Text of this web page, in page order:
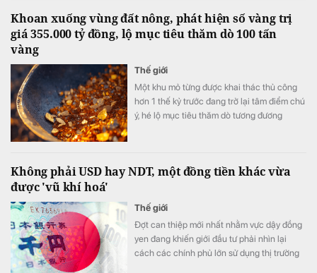
Khoan xuống vùng đất nông, phát hiện số vàng trị
giá 355.000 tỷ đồng, lộ mục tiêu thăm dò 100 tấn
vàng
Thế giới
Một khu mỏ từng được khai thác thủ công
hơn 1 thế kỷ trước đang trở lại tâm điểm chú
ý, hé lộ mục tiêu thăm dò tương đương
Không phải USD hay NDT, một đồng tiền khác vừa
được 'vũ khí hoá'
Thế giới
Đợt can thiệp mới nhất nhằm vực dậy đồng
yen đang khiến giới đầu tư phải nhìn lại
cách các chính phủ lớn sử dụng thị trường